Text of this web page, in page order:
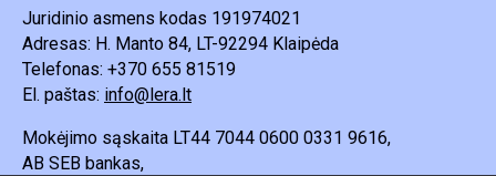
Juridinio asmens kodas 191974021
Adresas: H. Manto 84, LT-92294 Klaipėda
Telefonas: +370 655 81519
El. paštas: info@lera.lt
Mokėjimo sąskaita LT44 7044 0600 0331 9616,
AB SEB bankas,